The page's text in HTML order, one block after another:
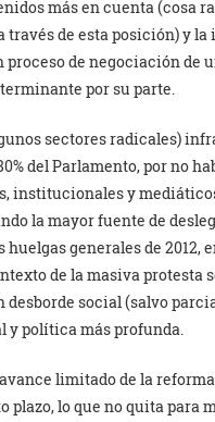
más en cuenta (cosa
de esta posición) y
de negociación de
por su parte.
sectores radicales)
del Parlamento, por no
institucionales y
la mayor fuente de
generales de 2012,
de la masiva protesta
social (salvo
y política más profunda.
limitado de la
plazo, lo que no quita